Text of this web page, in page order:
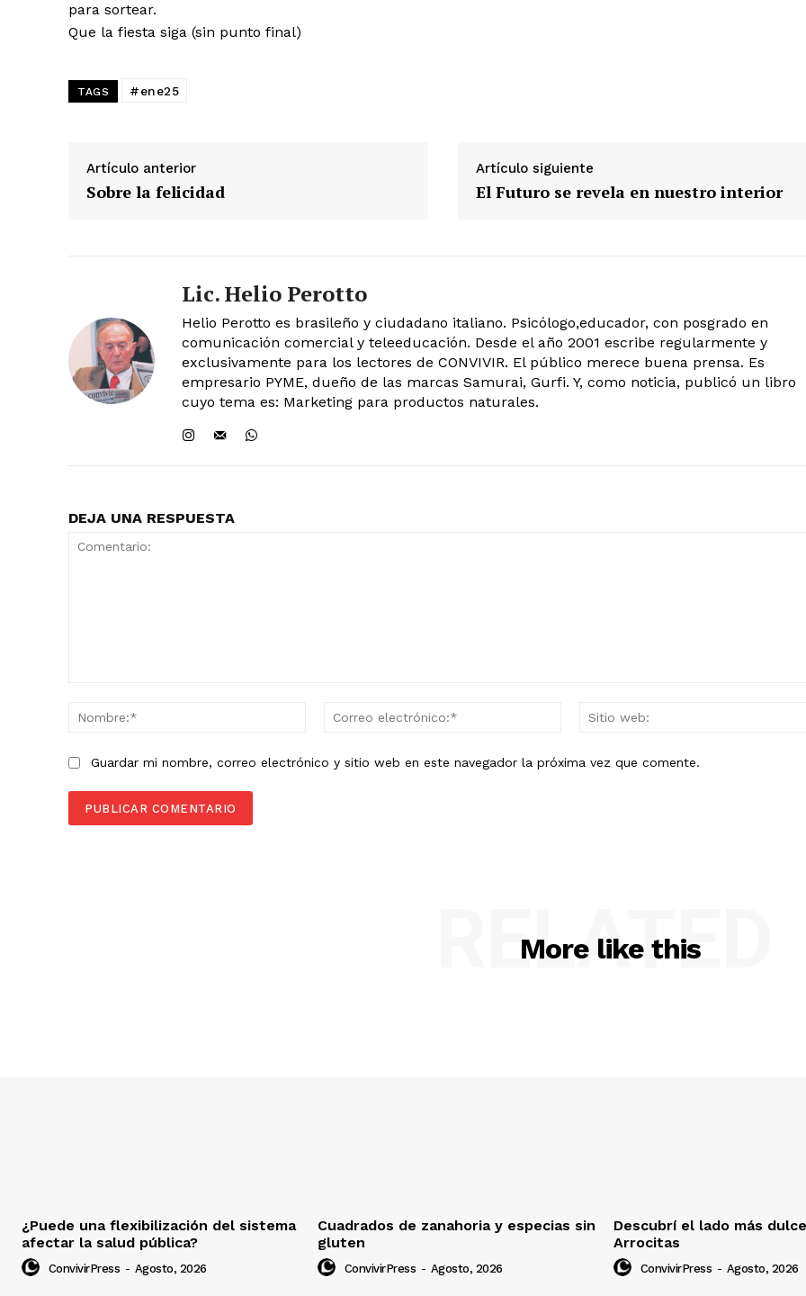
para sortear.
Que la fiesta siga (sin punto final)
TAGS #ene25
Artículo anterior
Sobre la felicidad
Artículo siguiente
El Futuro se revela en nuestro interior
Lic. Helio Perotto
Helio Perotto es brasileño y ciudadano italiano. Psicólogo,educador, con posgrado en
comunicación comercial y teleeducación. Desde el año 2001 escribe regularmente y
exclusivamente para los lectores de CONVIVIR. El público merece buena prensa. Es
empresario PYME, dueño de las marcas Samurai, Gurfi. Y, como noticia, publicó un libro
cuyo tema es: Marketing para productos naturales.
DEJA UNA RESPUESTA
Nombre:*
Correo
Guardar mi nombre, correo electrónico y sitio web en este navegador la próxima vez que comente.
More like this
RELATED
¿Puede una flexibilización del sistema
afectar la salud pública?
ConvivirPress - Agosto, 2026
Cuadrados de zanahoria y especias sin
gluten
ConvivirPress - Agosto, 2026
Descubrí el lado más
Arrocitas
ConvivirPress - Agosto, 2026